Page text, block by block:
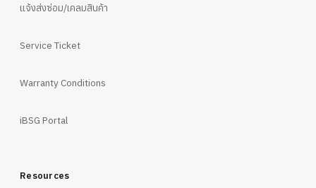
แจ้งส่งซ่อม/เคลมสินค้า
Service Ticket
Warranty Conditions
iBSG Portal
Resources